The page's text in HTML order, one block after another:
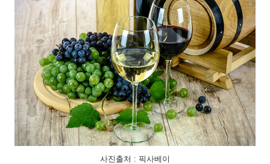
사진출처 : 픽사베이